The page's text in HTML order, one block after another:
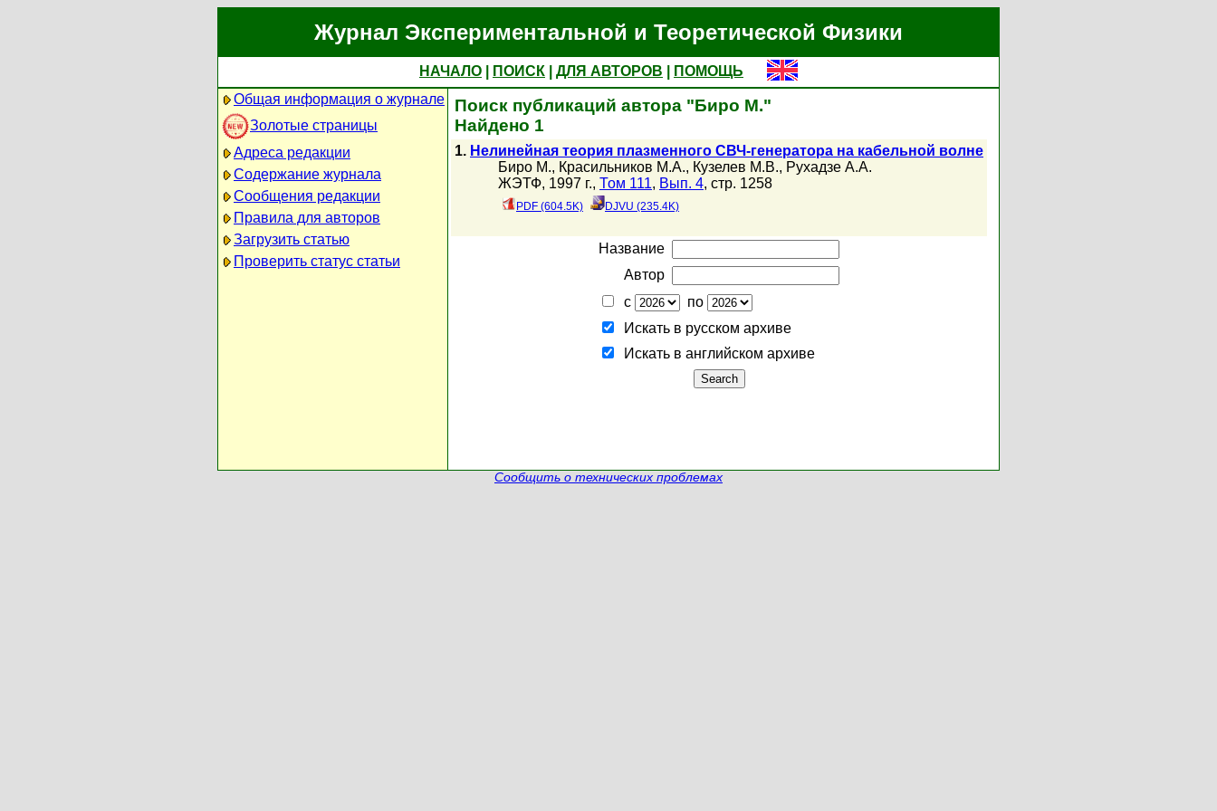
Журнал Экспериментальной и Теоретической Физики
НАЧАЛО ПОИСК ДЛЯ АВТОРОВ
ПОМОЩЬ
Общая информация о журнале
Золотые страницы
Адреса редакции
Содержание журнала
Сообщения редакции
Правила для авторов
Загрузить статью
Проверить статус статьи
Поиск публикаций автора "Биро М."
Найдено 1
1. Нелинейная теория плазменного СВЧ-генератора на кабельной волне
Биро М., Красильников М.А., Кузелев М.В., Рухадзе А.А.
ЖЭТФ, 1997 г., Том 111, Вып. 4, стр. 1258
PDF (604.5K) DJVU (235.4K)
Название
Автор
с
по
Искать в русском архиве
Искать в английском архиве
Сообщить о технических проблемах